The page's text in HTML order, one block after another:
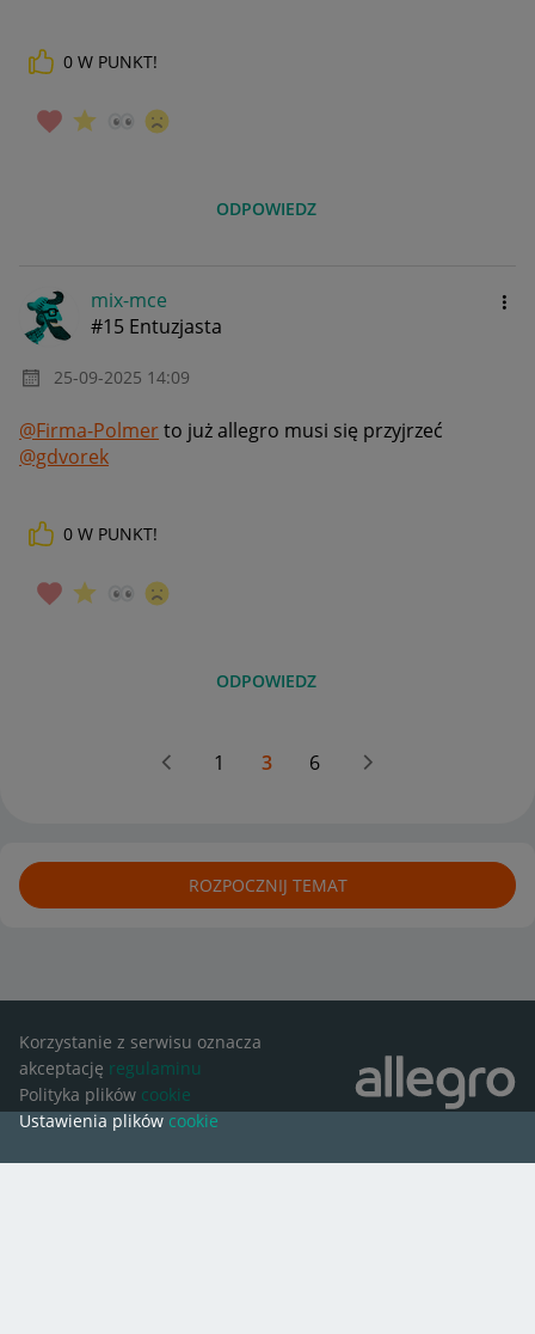
0 W PUNKT!
ODPOWIEDZ
mix-mce
#15 Entuzjasta
‎25-09-2025 14:09
@Firma-Polmerto już allegro musi się przyjrzeć
@gdvorek
0 W PUNKT!
ODPOWIEDZ
1 3 6
ROZPOCZNIJ TEMAT
Korzystanie z serwisu oznacza
akceptację regulaminu
Polityka plików cookie
Ustawienia plików cookie